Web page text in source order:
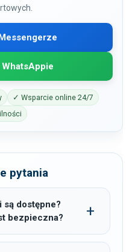
✓ Wsparcie online 24/7
pytania
są dostępne?
bezpieczna?